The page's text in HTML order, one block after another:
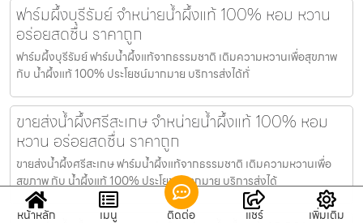
ฟาร์มผึ้งบุรีรัมย์ จำหน่ายน้ำผึ้งแท้ 100% หอม หวาน
อร่อยสดชื่น ราคาถูก
ฟาร์มผึ้งบุรีรัมย์ ฟาร์มน้ำผึ้งแท้จากธรรมชาติ เติมความหวานเพื่อสุขภาพ
กับ น้ำผึ้งแท้ 100% ประโยชน์มากมาย บริการส่งได้ทั่
ขายส่งน้ำผึ้งศรีสะเกษ จำหน่ายน้ำผึ้งแท้ 100% หอม
หวาน อร่อยสดชื่น ราคาถูก
ขายส่งน้ำผึ้งศรีสะเกษ ฟาร์มน้ำผึ้งแท้จากธรรมชาติ เติมความหวานเพื่อ
สุขภาพ กับ น้ำผึ้งแท้ 100% ประโยชน์มากมาย บริการส่งได้
หน้าหลัก เมนู ติดต่อ แชร์ เพิ่มเติม